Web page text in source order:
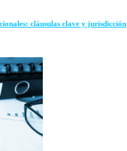
cláusulas clave y jurisdicción